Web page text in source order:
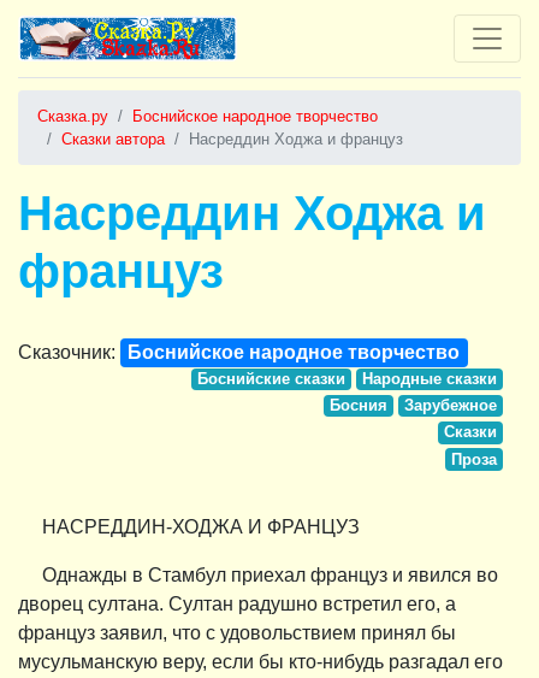
Сказка.ру
Боснийское народное творчество
Сказки автора
Насреддин Ходжа и француз
Насреддин Ходжа и
француз
Сказочник: Боснийское народное творчество
Боснийские сказки
Народные сказки
Босния
Зарубежное
Сказки
Проза
НАСРЕДДИН-ХОДЖА И ФРАНЦУЗ
Однажды в Стамбул приехал француз и явился во
дворец султана. Султан радушно встретил его, а
француз заявил, что с удовольствием принял бы
мусульманскую веру, если бы кто-нибудь разгадал его